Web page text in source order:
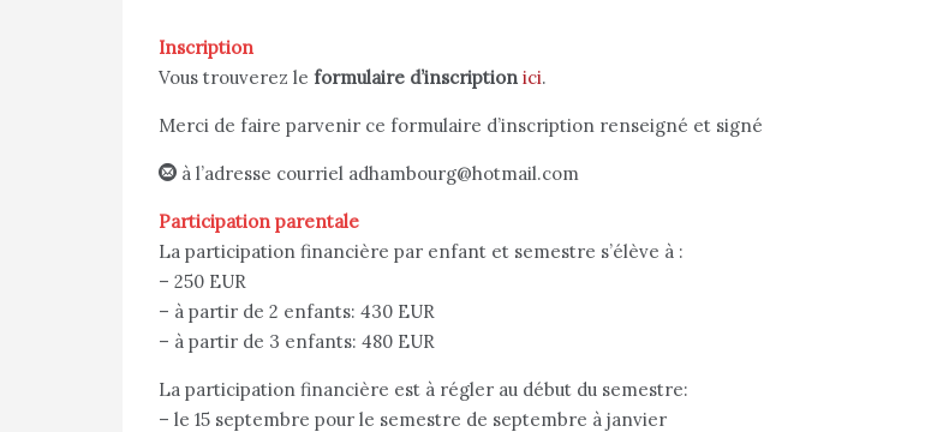
Inscription
Vous trouverez le formulaire d’inscription ici.
Merci de faire parvenir ce formulaire d’inscription renseigné et signé
à l’adresse courriel adhambourg@hotmail.com
Participation parentale
La participation financière par enfant et semestre s’élève à :
– 250 EUR
– à partir de 2 enfants: 430 EUR
– à partir de 3 enfants: 480 EUR
La participation financière est à régler au début du semestre:
– le 15 septembre pour le semestre de septembre à janvier